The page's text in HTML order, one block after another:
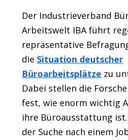
Der Industrieverband
Arbeitswelt IBA führt
repräsentative
die Situation deutscher
Büroarbeitsplätze zu
Dabei stellen die
fest, wie enorm wichtig
ihre Büroausstattung
der Suche nach einem